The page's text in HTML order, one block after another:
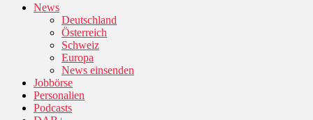
News
Deutschland
Österreich
Schweiz
Europa
News einsenden
Jobbörse
Personalien
Podcasts